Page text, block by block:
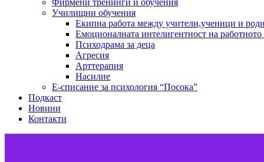
Фирмени тренинги и обучения
Училищни обучения
Екипна работа между учители,ученици и
Емоционалната интелигентност на работното
Психодрама за деца
Агресия
Арттерапия
Насилие
Е-списание за психология “Посока”
Подкаст
Новини
Контакти